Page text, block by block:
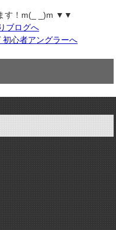
す！m(_ _)m ▼▼